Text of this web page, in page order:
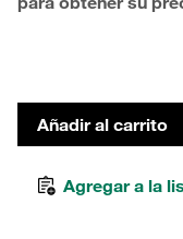
Añadir al carrito
Agregar a la